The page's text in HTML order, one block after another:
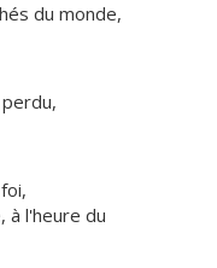
du monde,
à l'heure du